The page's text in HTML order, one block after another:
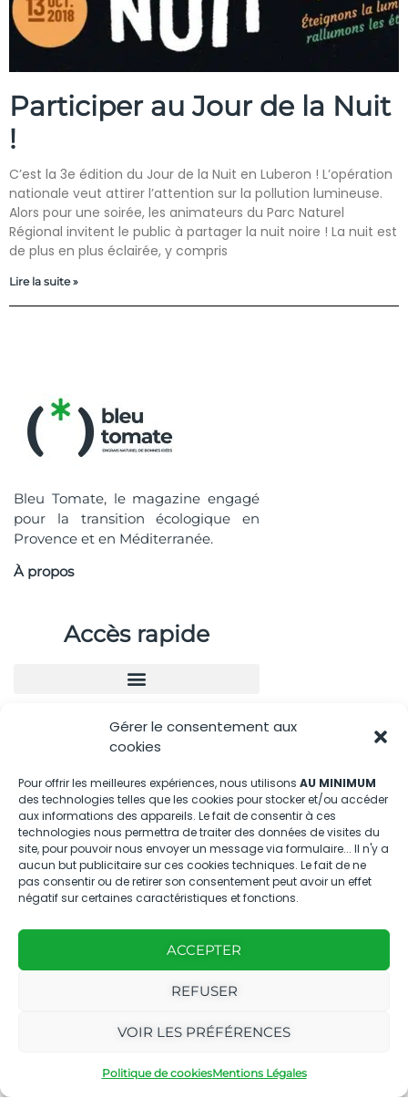
Gérer le consentement aux
cookies
Pour offrir les meilleures expériences, nous utilisons AU MINIMUM
des technologies telles que les cookies pour stocker et/ou accéder
aux informations des appareils. Le fait de consentir à ces
technologies nous permettra de traiter des données de visites du
site, pour pouvoir nous envoyer un message via formulaire... Il n'y a
aucun but publicitaire sur ces cookies techniques. Le fait de ne
pas consentir ou de retirer son consentement peut avoir un effet
négatif sur certaines caractéristiques et fonctions.
ACCEPTER
REFUSER
VOIR LES PRÉFÉRENCES
Politique de cookiesMentions Légales
Participer au Jour de la Nuit
!
C’est la 3e édition du Jour de la Nuit en Luberon ! L’opération
nationale veut attirer l’attention sur la pollution lumineuse.
Alors pour une soirée, les animateurs du Parc Naturel
Régional invitent le public à partager la nuit noire ! La nuit est
de plus en plus éclairée, y compris
Lire la suite »
Bleu Tomate, le magazine engagé
pour la transition écologique en
Provence et en Méditerranée.
À propos
Accès rapide
Nous contacter
04.88.08.75.28
contactBT@bleu-tomate.fr
Kit média
Kit média Bleu Tomate
Nous suivre